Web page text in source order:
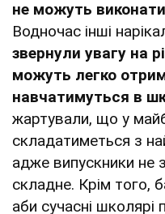
не можуть виконати
Водночас інші
звернули увагу на
можуть легко
навчатимуться в
жартували, що у
складатиметься з
адже випускники не
складне. Крім того,
аби сучасні